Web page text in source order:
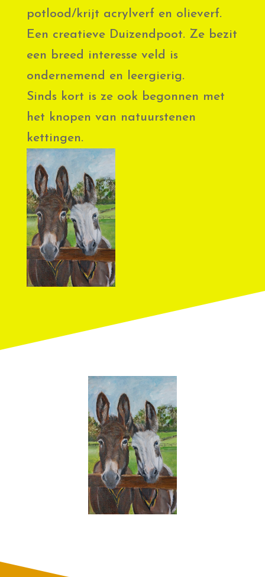
potlood/krijt acrylverf en olieverf.
Een creatieve Duizendpoot. Ze bezit
een breed interesse veld is
ondernemend en leergierig.
Sinds kort is ze ook begonnen met
het knopen van natuurstenen
kettingen.